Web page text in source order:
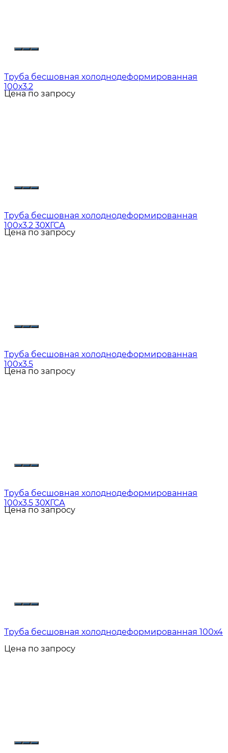
Труба бесшовная холоднодеформированная
100х3.2
Цена по запросу
Труба бесшовная холоднодеформированная
100х3.2 30ХГСА
Цена по запросу
Труба бесшовная холоднодеформированная
100х3.5
Цена по запросу
Труба бесшовная холоднодеформированная
100х3.5 30ХГСА
Цена по запросу
Труба бесшовная холоднодеформированная 100х4
Цена по запросу